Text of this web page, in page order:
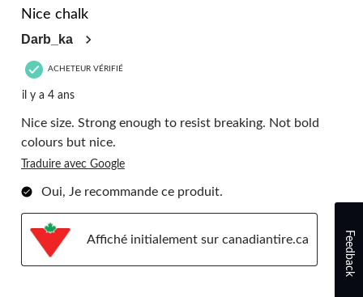
Nice chalk
Darb_ka
ACHETEUR VÉRIFIÉ
il y a 4 ans
Nice size. Strong enough to resist breaking. Not bold
colours but nice.
Traduire avec Google
Oui, Je recommande ce produit.
Affiché initialement sur canadiantire.ca Feedback